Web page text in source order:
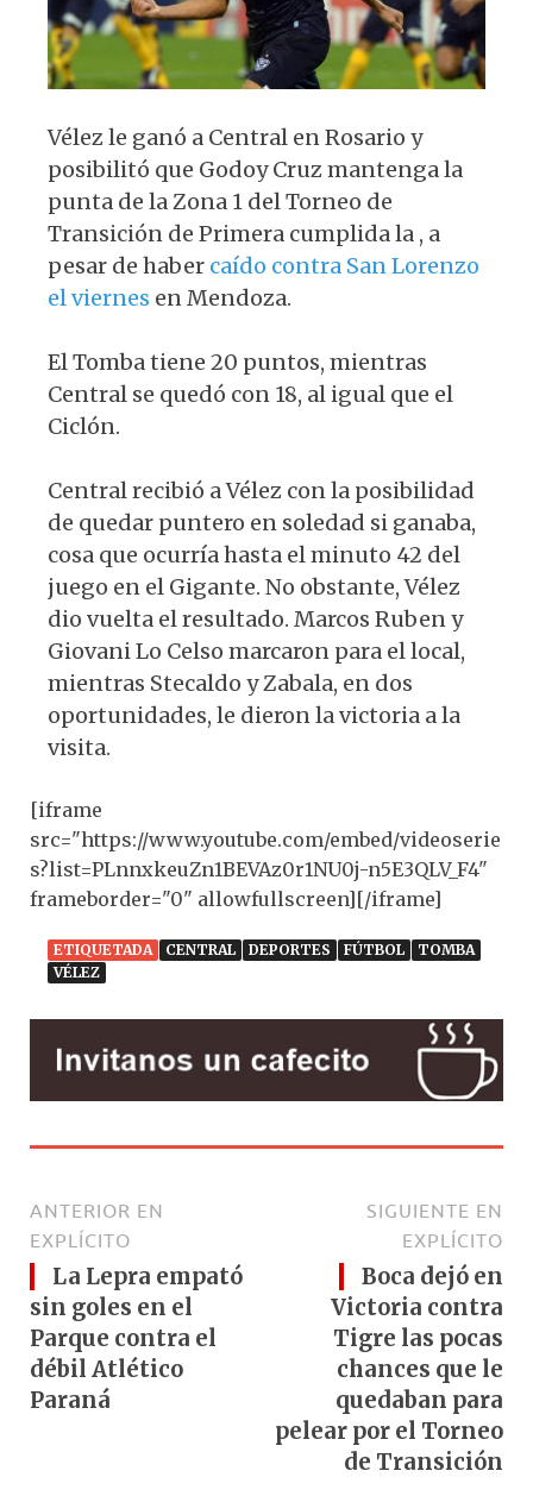
Vélez le ganó a Central en Rosario y
posibilitó que Godoy Cruz mantenga la
punta de la Zona 1 del Torneo de
Transición de Primera cumplida la , a
pesar de haber caído contra San Lorenzo
el viernes en Mendoza.
El Tomba tiene 20 puntos, mientras
Central se quedó con 18, al igual que el
Ciclón.
Central recibió a Vélez con la posibilidad
de quedar puntero en soledad si ganaba,
cosa que ocurría hasta el minuto 42 del
juego en el Gigante. No obstante, Vélez
dio vuelta el resultado. Marcos Ruben y
Giovani Lo Celso marcaron para el local,
mientras Stecaldo y Zabala, en dos
oportunidades, le dieron la victoria a la
visita.
[iframe
src="https://www.youtube.com/embed/videoserie
s?list=PLnnxkeuZn1BEVAz0r1NU0j-n5E3QLV_F4"
frameborder="0" allowfullscreen][/iframe]
ETIQUETADA CENTRAL DEPORTES FÚTBOL
TOMBA
VÉLEZ
ANTERIOR EN
EXPLÍCITO
La Lepra empató
sin goles en el
Parque contra el
débil Atlético
Paraná
SIGUIENTE EN
EXPLÍCITO
Boca dejó en
Victoria contra
Tigre las pocas
chances que le
quedaban para
pelear por el Torneo
de Transición